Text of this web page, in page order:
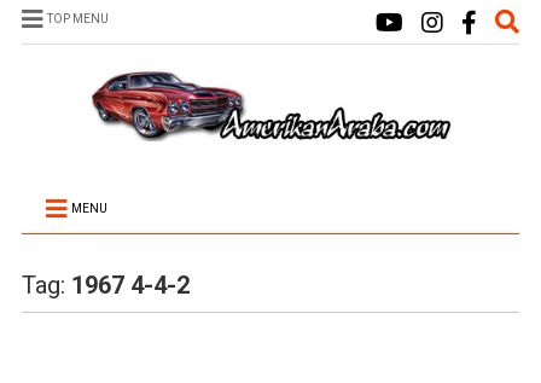
TOP MENU
MENU
Tag: 1967 4-4-2